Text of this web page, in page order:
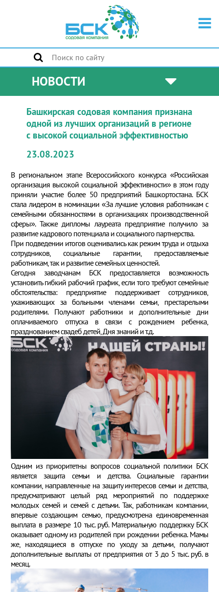
НОВОСТИ
Башкирская содовая компания признана
одной из лучших организаций в регионе
с высокой социальной эффективностью
23.08.2023
В региональном этапе Всероссийского конкурса «Российская
организация высокой социальной эффективности» в этом году
приняли участие более 50 предприятий Башкортостана. БСК
стала лидером в номинации «За лучшие условия работникам с
семейными обязанностями в организациях производственной
сферы». Также дипломы лауреата предприятие получило за
развитие кадрового потенциала и социального партнерства.
При подведении итогов оценивались как режим труда и отдыха
сотрудников, социальные гарантии, предоставляемые
работникам, так и развитие семейных ценностей.
Сегодня заводчанам БСК предоставляется возможность
установить гибкий рабочий график, если того требуют семейные
обстоятельства: предприятие поддерживает сотрудников,
ухаживающих за больными членами семьи, престарелыми
родителями. Получают работники и дополнительные дни
оплачиваемого отпуска в связи с рождением ребенка,
празднованием свадеб детей, Дня знаний и т.д.
Одним из приоритетны вопросов социальной политики БСК
является защита семьи и детства. Социальные гарантии
компании, направленные на защиту интересов семьи и детства,
предусматривают целый ряд мероприятий по поддержке
молодых семей и семей с детьми. Так, работникам компании,
впервые создающим семью, предусмотрена единовременная
выплата в размере 10 тыс. руб. Материальную поддержку БСК
оказывает одному из родителей при рождении ребенка. Мамы
же, находящиеся в отпуске по уходу за детьми, получают
дополнительные выплаты от предприятия от 3 до 5 тыс. руб. в
месяц.